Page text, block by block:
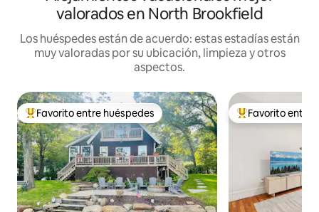
valorados en North Brookfield
Los huéspedes están de acuerdo: estas estadías están
muy valoradas por su ubicación, limpieza y otros
aspectos.
Favorito entre huéspedes preferido
Favorito entre huéspedes Favorito entre
Favorito entre